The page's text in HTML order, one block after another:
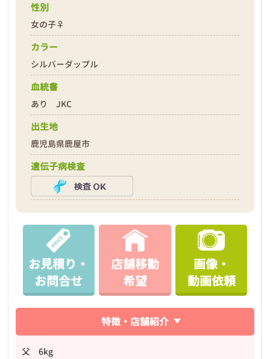
❮
性別
女の子♀
カラー
シルバーダップル
血統書
あり JKC
出生地
鹿児島県鹿屋市
遺伝子病検査
お見積り・
お問合せ
店舗移動
希望
画像・
動画依頼
特徴・店舗紹介
父 6kg